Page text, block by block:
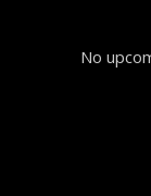
No